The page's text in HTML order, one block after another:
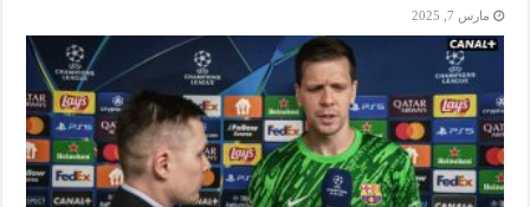
مارس 7, 2025